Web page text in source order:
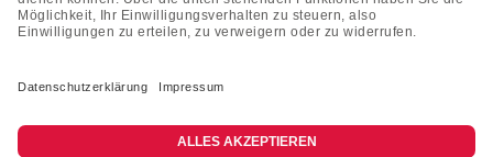
KONTAKT
+49 (0)2133 210433
shop@dienadel.de
Kieler Str. 18 - 41540 Dormagen